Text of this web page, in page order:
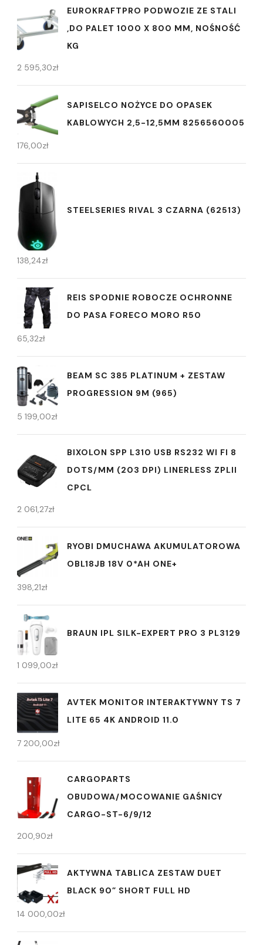
EUROKRAFTPRO PODWOZIE ZE STALI
,DO PALET 1000 X 800 MM, NOŚNOŚĆ
KG
2 595,30zł
SAPISELCO NOŻYCE DO OPASEK
KABLOWYCH 2,5-12,5MM 8256560005
176,00zł
STEELSERIES RIVAL 3 CZARNA (62513)
138,24zł
REIS SPODNIE ROBOCZE OCHRONNE
DO PASA FORECO MORO R50
65,32zł
BEAM SC 385 PLATINUM + ZESTAW
PROGRESSION 9M (965)
5 199,00zł
BIXOLON SPP L310 USB RS232 WI FI 8
DOTS/MM (203 DPI) LINERLESS ZPLII
CPCL
2 061,27zł
RYOBI DMUCHAWA AKUMULATOROWA
OBL18JB 18V 0*AH ONE+
398,21zł
BRAUN IPL SILK-EXPERT PRO 3 PL3129
1 099,00zł
AVTEK MONITOR INTERAKTYWNY TS 7
LITE 65 4K ANDROID 11.0
7 200,00zł
CARGOPARTS
OBUDOWA/MOCOWANIE GAŚNICY
CARGO-ST-6/9/12
200,90zł
AKTYWNA TABLICA ZESTAW DUET
BLACK 90” SHORT FULL HD
14 000,00zł